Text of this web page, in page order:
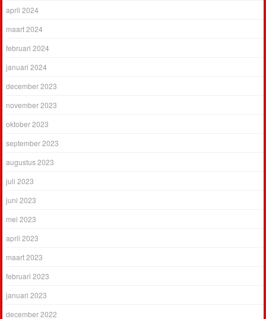
april 2024
maart 2024
februari 2024
januari 2024
december 2023
november 2023
oktober 2023
september 2023
augustus 2023
juli 2023
juni 2023
mei 2023
april 2023
maart 2023
februari 2023
januari 2023
december 2022